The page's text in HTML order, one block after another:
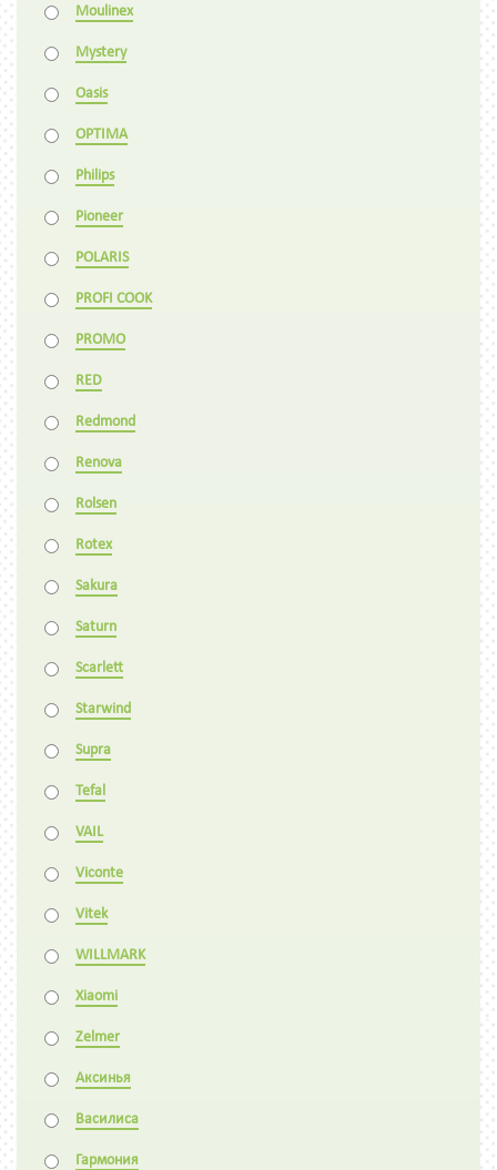
Moulinex
Mystery
Oasis
OPTIMA
Philips
Pioneer
POLARIS
PROFI COOK
PROMO
RED
Redmond
Renova
Rolsen
Rotex
Sakura
Saturn
Scarlett
Starwind
Supra
Tefal
VAIL
Viconte
Vitek
WILLMARK
Xiaomi
Zelmer
Аксинья
Василиса
Гармония